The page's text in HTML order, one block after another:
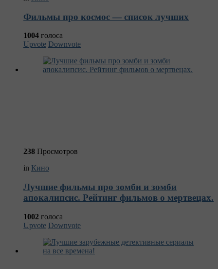
Фильмы про космос — список лучших
1004 голоса
Upvote Downvote
238 Просмотров
in Кино
Лучшие фильмы про зомби и зомби
апокалипсис. Рейтинг фильмов о мертвецах.
1002 голоса
Upvote Downvote